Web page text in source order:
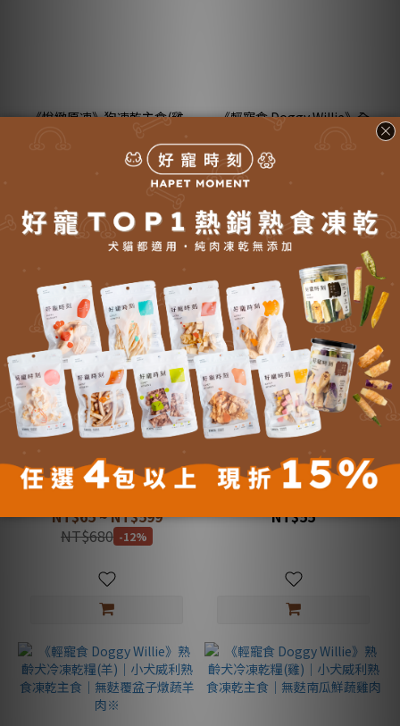
《悅緻原凍》狗凍乾主食(雞
養雞｜冷凍脫水乾糧｜
Frontier
NT$540 ~ NT$7,800
《輕寵食 Doggy Willie》全
熟食凍乾主食｜無穀蘋果甜
菜牛肉※
NT$65
NT$70
《輕寵食 Doggy Willie》全
齡犬冷凍乾糧(羊)｜小犬威利
菇羊肉※
NT$65 ~ NT$599
NT$680 -12%
《輕寵食 Doggy Willie》熟
齡犬冷凍乾糧(牛)｜小犬威利
茄牛肉
NT$55